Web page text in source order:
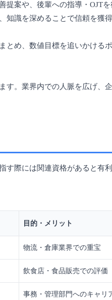
提案や、後輩への指導・OJT
識を深めることで信頼を獲得
とめ、数値目標を追いかける
す。業界内での人脈を広げ、
す際には関連資格があると有
目的・メリット
物流・倉庫業界での重宝
飲食店・食品販売での評価
事務・管理部門へのキャリ